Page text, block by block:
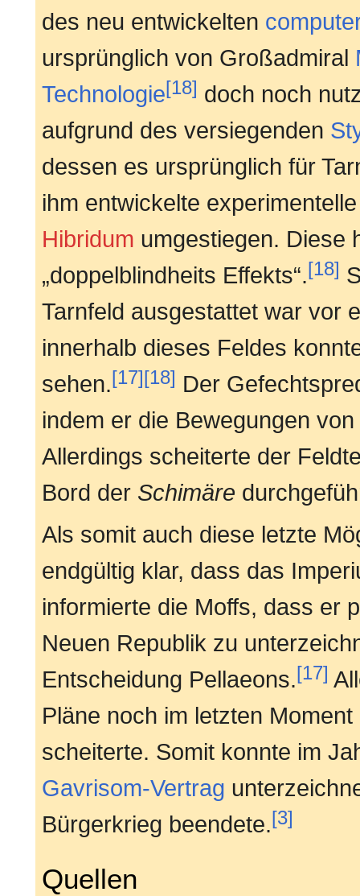
des neu entwickelten
ursprünglich von Großadmiral
Technologie[18] doch noch
aufgrund des versiegenden
dessen es ursprünglich für
ihm entwickelte
Hibridum umgestiegen. Diese
„doppelblindheits Effekts“.[18]
Tarnfeld ausgestattet war vor
innerhalb dieses Feldes
sehen.[17][18] Der
indem er die Bewegungen
Allerdings scheiterte der
Bord der Schimäre
Als somit auch diese letzte
endgültig klar, dass das
informierte die Moffs, dass er
Neuen Republik zu
Entscheidung Pellaeons.[17]
Pläne noch im letzten Moment
scheiterte. Somit konnte im
Gavrisom-Vertrag
Bürgerkrieg beendete.[3]
Quellen